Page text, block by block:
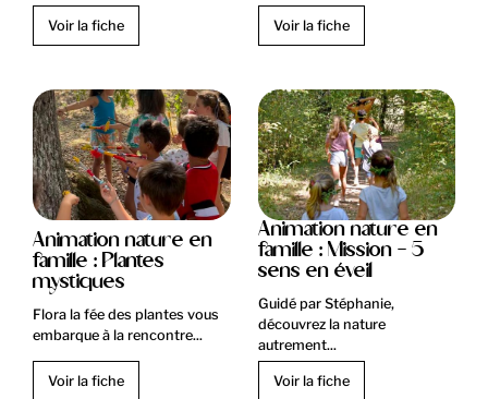
Voir la fiche Voir la fiche
Animation nature en
famille : Plantes
mystiques
Flora la fée des plantes vous
embarque à la rencontre...
Voir la fiche
Animation nature en
famille : Mission - 5
sens en éveil
Guidé par Stéphanie,
découvrez la nature
autrement...
Voir la fiche